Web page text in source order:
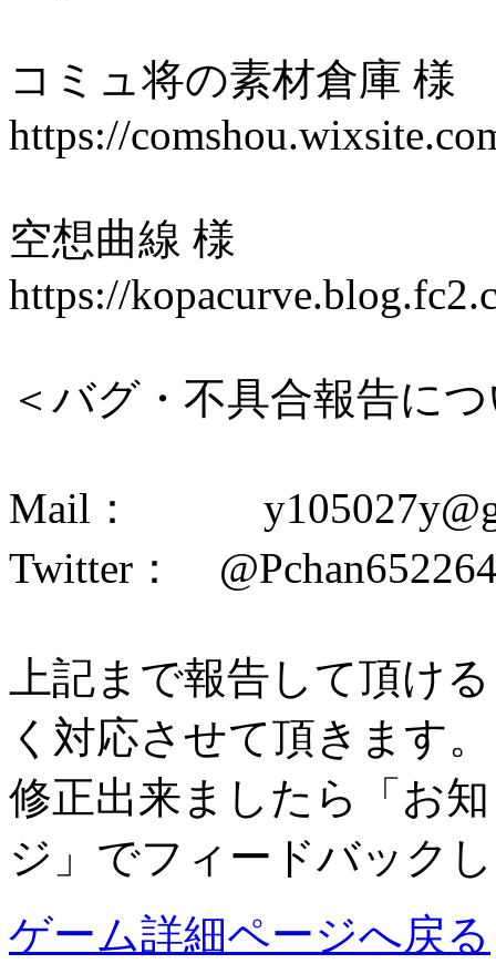
コミュ将の素材倉庫 様
https://
空想曲線 様
https://
＜バグ・不具合報告に
Mail：
Twitter：
上記まで報告して頂け
く対応させて頂きます。
修正出来ましたら「お
ジ」でフィードバック
ゲーム詳細ページへ戻る